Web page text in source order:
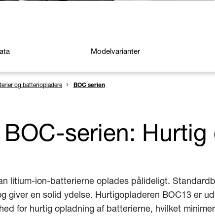
Modelvarianter
og batteriopladere BOC serien
serien:
litium-ion-batterierne oplades pålideligt.
giver en solid ydelse. Hurtigopladeren BOC13 er
for hurtig opladning af batterierne, hvilket